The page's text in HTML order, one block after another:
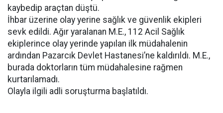
kaybedip araçtan düştü.
İhbar üzerine olay yerine sağlık ve güvenlik ekipleri
sevk edildi. Ağır yaralanan M.E., 112 Acil Sağlık
ekiplerince olay yerinde yapılan ilk müdahalenin
ardından Pazarcık Devlet Hastanesi’ne kaldırıldı. M.E.,
burada doktorların tüm müdahalesine rağmen
kurtarılamadı.
Olayla ilgili adli soruşturma başlatıldı.